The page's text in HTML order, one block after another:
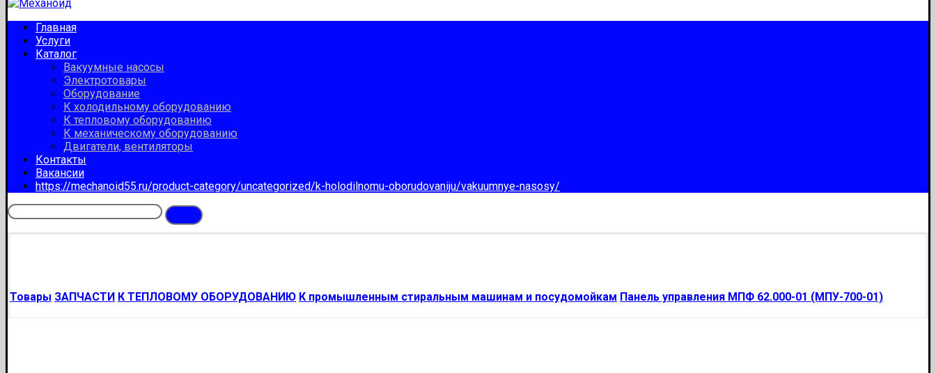
Главная
Услуги
Каталог
Вакуумные насосы
Электротовары
Оборудование
К холодильному оборудованию
К тепловому оборудованию
К механическому оборудованию
Двигатели, вентиляторы
Контакты
Вакансии
https://mechanoid55.ru/product-category/uncategorized/k-holodilnomu-oborudovaniju/vakuumnye-nasosy/
Товары ЗАПЧАСТИ К ТЕПЛОВОМУ ОБОРУДОВАНИЮ К промышленным стиральным машинам и посудомойкам Панель управления МПФ 62.000-01 (МПУ-700-01)